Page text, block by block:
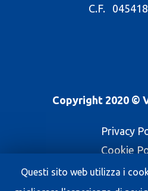
C.F.
Copyright 2020 ©
Privacy
Cookie
Questi sito web utilizza i